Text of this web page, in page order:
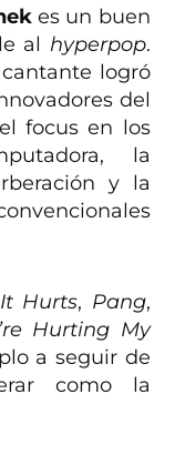
es un buen
al hyperpop.
logró
del
focus en los
la
y la
Hurts, Pang,
Hurting My
a seguir de
como la